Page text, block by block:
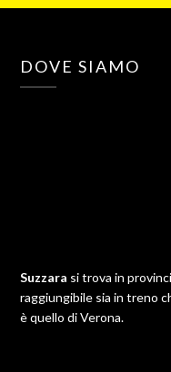
DOVE SIAMO
Suzzara si trova in
raggiungibile sia in treno
è quello di Verona.